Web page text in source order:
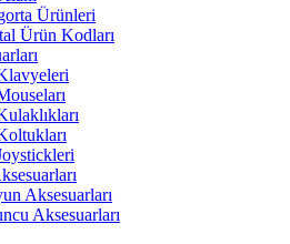
Ürünleri
Ürün Kodları
Aksesuarları
Aksesuarları